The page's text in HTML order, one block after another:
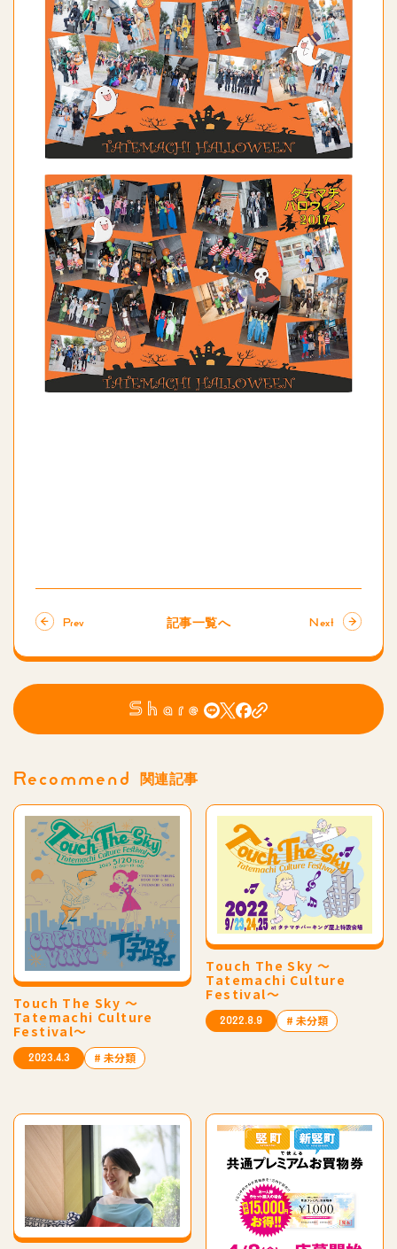
Prev 記事一覧へ Next
Share
Recommend 関連記事
Touch The Sky 〜
Tatemachi Culture
Festival〜
2023.4.3 # 未分類
Touch The Sky 〜
Tatemachi Culture
Festival〜
2022.8.9 # 未分類